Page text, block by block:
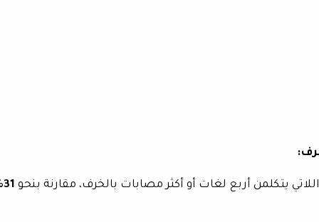
يتكلمن أربع لغات أو أكثر مصابات بالخرف، مقارنة بنحو 31%